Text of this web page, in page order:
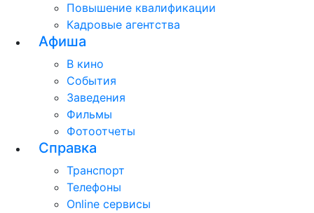
Повышение квалификации
Кадровые агентства
Афиша
В кино
События
Заведения
Фильмы
Фотоотчеты
Справка
Транспорт
Телефоны
Online сервисы